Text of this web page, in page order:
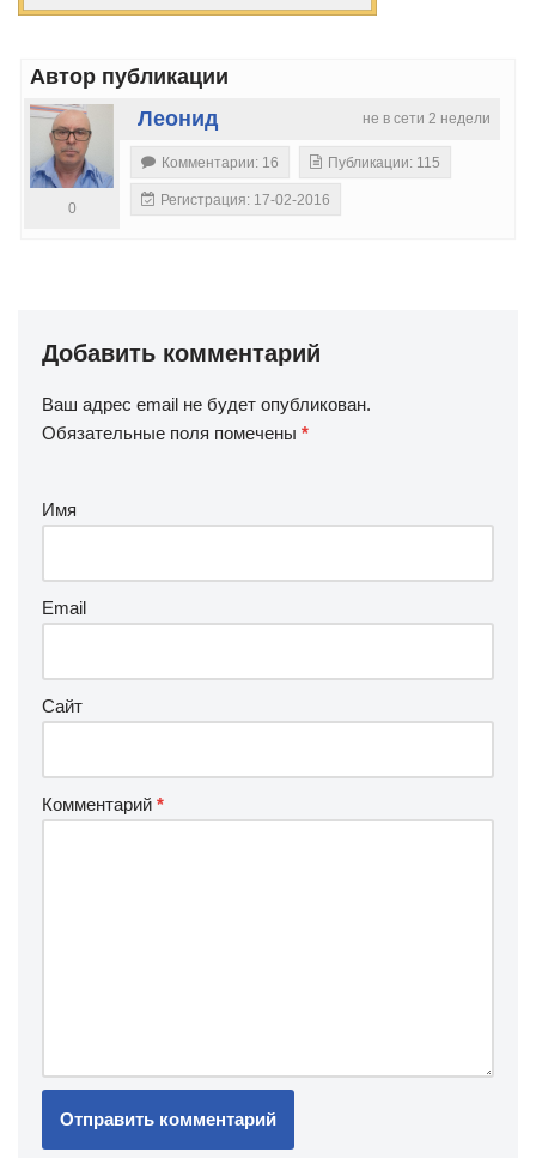
Автор публикации
не в сети 2 недели
Леонид
0
Комментарии: 16 Публикации: 115
Регистрация: 17-02-2016
Добавить комментарий
Ваш адрес email не будет опубликован.
Обязательные поля помечены *
Имя
Email
Сайт
Комментарий *